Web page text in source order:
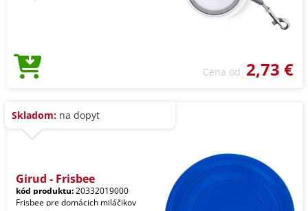
Cena od 2,73 €
Skladom: na dopyt
Girud - Frisbee
kód produktu:20332019000
Frisbee pre domácich miláčikov